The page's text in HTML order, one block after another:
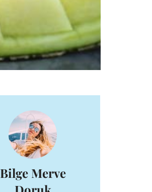
Bilge Merve